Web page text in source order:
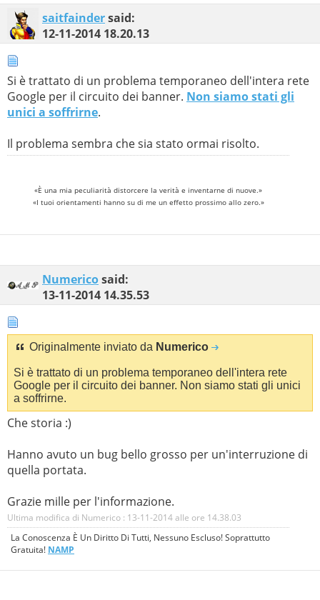
saitfaindersaid:
12-11-2014 18.20.13
Si è trattato di un problema temporaneo dell'intera rete
Google per il circuito dei banner. Non siamo stati gli
unici a soffrirne.
Il problema sembra che sia stato ormai risolto.
«È una mia peculiarità distorcere la verità e inventarne di nuove.»
«I tuoi orientamenti hanno su di me un effetto prossimo allo zero.»
Numericosaid:
13-11-2014 14.35.53
Originalmente inviato da Numerico
Si è trattato di un problema temporaneo dell'intera rete
Google per il circuito dei banner. Non siamo stati gli unici
a soffrirne.
Che storia :)
Hanno avuto un bug bello grosso per un'interruzione di
quella portata.
Grazie mille per l'informazione.
Ultima modifica di Numerico : 13-11-2014 alle ore 14.38.03
La Conoscenza È Un Diritto Di Tutti, Nessuno Escluso! Soprattutto
Gratuita! NAMP